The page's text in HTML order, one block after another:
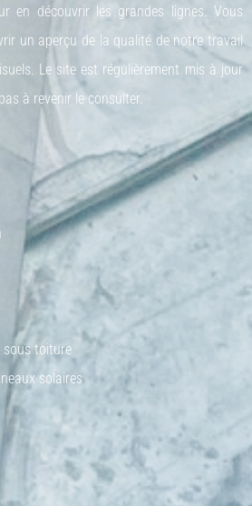
en découvrir les grandes lignes. Vous
un aperçu de la qualité de notre travail
Le site est régulièrement mis à jour
à revenir le consulter.
sous toiture
solaires